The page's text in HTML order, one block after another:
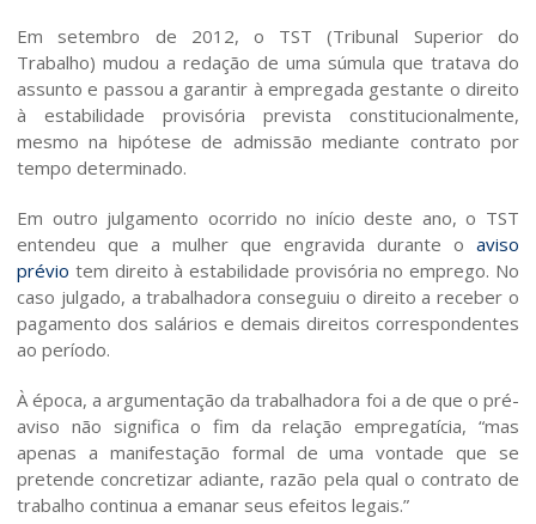
O Escritório
Área de Atuação
Formas de Ação
Equipe
Notícias/Artigos
Em setembro de 2012, o TST (Tribunal Superior do
Trabalho) mudou a redação de uma súmula que tratava do
assunto e passou a garantir à empregada gestante o direito
à estabilidade provisória prevista constitucionalmente,
mesmo na hipótese de admissão mediante contrato por
tempo determinado.
Em outro julgamento ocorrido no início deste ano, o TST
entendeu que a mulher que engravida durante o aviso
prévio tem direito à estabilidade provisória no emprego. No
caso julgado, a trabalhadora conseguiu o direito a receber o
pagamento dos salários e demais direitos correspondentes
ao período.
À época, a argumentação da trabalhadora foi a de que o pré-
aviso não significa o fim da relação empregatícia, “mas
apenas a manifestação formal de uma vontade que se
pretende concretizar adiante, razão pela qual o contrato de
trabalho continua a emanar seus efeitos legais.”